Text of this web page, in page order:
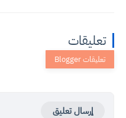
تعليقات
إرسال تعليق